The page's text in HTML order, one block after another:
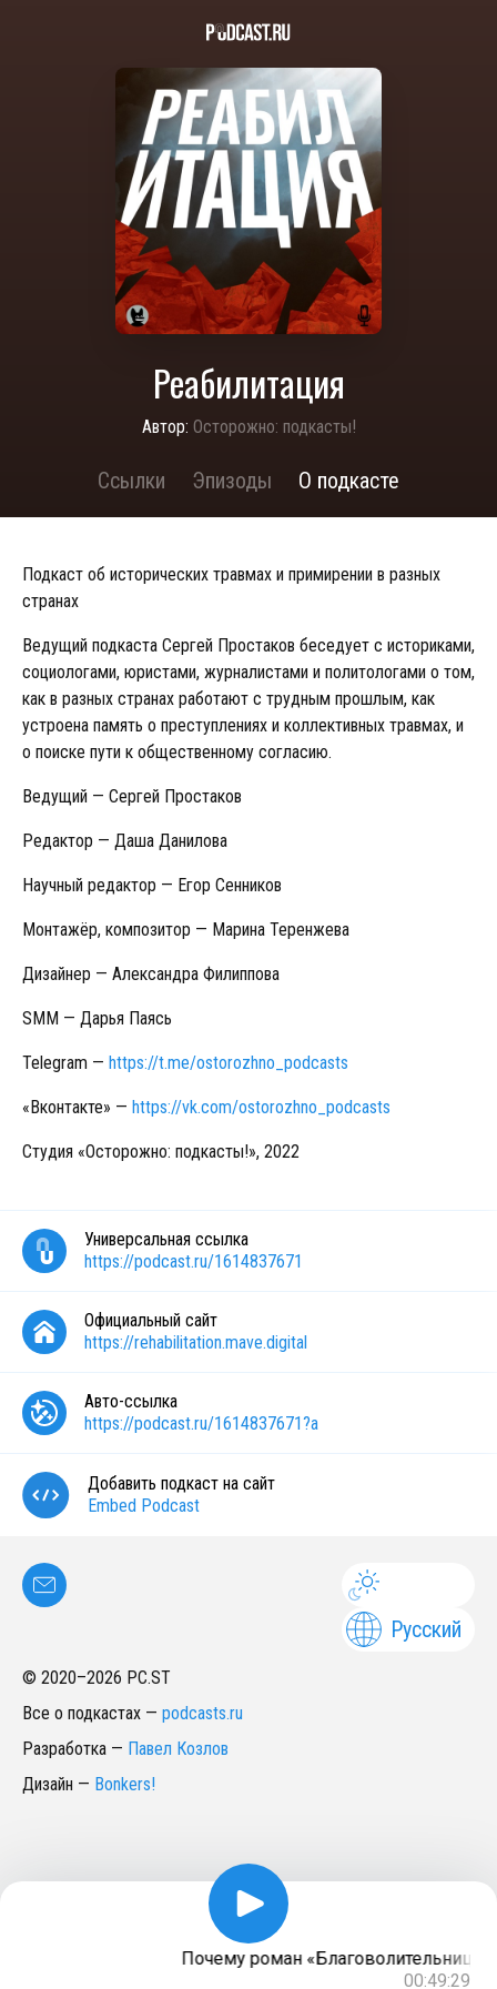
Реабилитация
Автор: Осторожно: подкасты!
Ссылки Эпизоды О подкасте
Подкаст об исторических травмах и примирении в разных
странах
Ведущий подкаста Сергей Простаков беседует с историками,
социологами, юристами, журналистами и политологами о том,
как в разных странах работают с трудным прошлым, как
устроена память о преступлениях и коллективных травмах, и
о поиске пути к общественному согласию.
Ведущий — Сергей Простаков
Редактор — Даша Данилова
Научный редактор — Егор Сенников
Монтажёр, композитор — Марина Теренжева
Дизайнер — Александра Филиппова
SMM — Дарья Паясь
Telegram — https://t.me/ostorozhno_podcasts
«Вконтакте» — https://vk.com/ostorozhno_podcasts
Студия «Осторожно: подкасты!», 2022
Универсальная ссылка
https://podcast.ru/1614837671
Официальный сайт
https://rehabilitation.mave.digital
Авто-ссылка
https://podcast.ru/1614837671?a
Добавить подкаст на сайт
Embed Podcast
Русский
© 2020–2026 PC.ST
Все о подкастах — podcasts.ru
Разработка — Павел Козлов
Дизайн — Bonkers!
Почему роман «Благоволительницы»
00:49:29